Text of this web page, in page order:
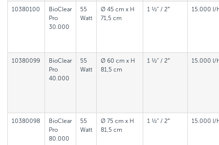
10380100
BioClear
Pro
30.000
55
Watt
Ø 45 cm x H
71,5 cm
1 ½“ / 2″ 15.000 l/
10380099
BioClear
Pro
40.000
55
Watt
Ø 60 cm x H
81,5 cm
1 ½“ / 2″ 15.000 l/
10380098
BioClear
Pro
80.000
55
Watt
Ø 75 cm x H
81,5 cm
1 ½“ / 2″ 15.000 l/